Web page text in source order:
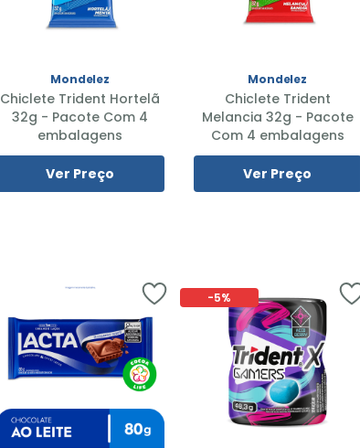
Mondelez
Chiclete Trident Hortelã
32g - Pacote Com 4
embalagens
Ver Preço
Mondelez
Chiclete Trident
Melancia 32g - Pacote
Com 4 embalagens
Ver Preço
-5%